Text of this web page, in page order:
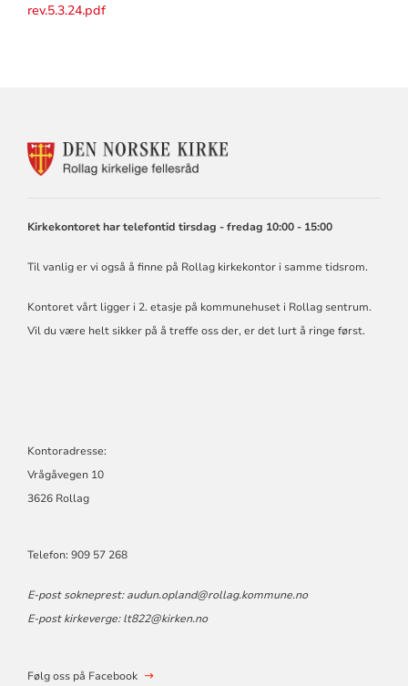
rev.5.3.24.pdf
KONTAKTINFORMASJON
FELLESRÅD
Kirkekontoret har telefontid tirsdag - fredag 10:00 - 15:00
Til vanlig er vi også å finne på Rollag kirkekontor i samme tidsrom.
Kontoret vårt ligger i 2. etasje på kommunehuset i Rollag sentrum.
Vil du være helt sikker på å treffe oss der, er det lurt å ringe først.
Kontoradresse:
Vrågåvegen 10
3626 Rollag
Telefon: 909 57 268
E-post sokneprest: audun.opland@rollag.kommune.no
E-post kirkeverge: lt822@kirken.no
Følg oss på Facebook